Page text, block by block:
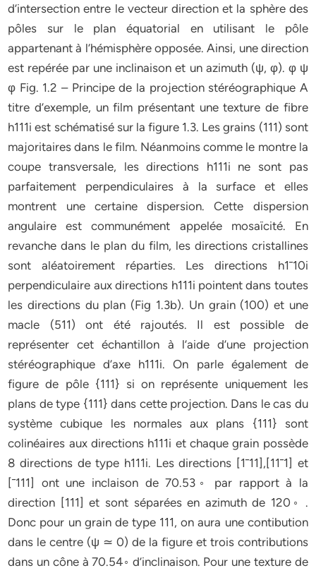
d’intersection entre le vecteur direction et la sphère des
pôles sur le plan équatorial en utilisant le pôle
appartenant à l’hémisphère opposée. Ainsi, une direction
est repérée par une inclinaison et un azimuth (ψ, φ). φ ψ
φ Fig. 1.2 – Principe de la projection stéréographique A
titre d’exemple, un film présentant une texture de fibre
h111i est schématisé sur la figure 1.3. Les grains (111) sont
majoritaires dans le film. Néanmoins comme le montre la
coupe transversale, les directions h111i ne sont pas
parfaitement perpendiculaires à la surface et elles
montrent une certaine dispersion. Cette dispersion
angulaire est communément appelée mosaïcité. En
revanche dans le plan du film, les directions cristallines
sont aléatoirement réparties. Les directions h1¯10i
perpendiculaire aux directions h111i pointent dans toutes
les directions du plan (Fig 1.3b). Un grain (100) et une
macle (511) ont été rajoutés. Il est possible de
représenter cet échantillon à l’aide d’une projection
stéréographique d’axe h111i. On parle également de
figure de pôle {111} si on représente uniquement les
plans de type {111} dans cette projection. Dans le cas du
système cubique les normales aux plans {111} sont
colinéaires aux directions h111i et chaque grain possède
8 directions de type h111i. Les directions [1¯11],[11¯1] et
[¯111] ont une inclaison de 70.53◦ par rapport à la
direction [111] et sont séparées en azimuth de 120◦ .
Donc pour un grain de type 111, on aura une contibution
dans le centre (ψ ≃ 0) de la figure et trois contributions
dans un cône à 70.54◦ d’inclinaison. Pour une texture de